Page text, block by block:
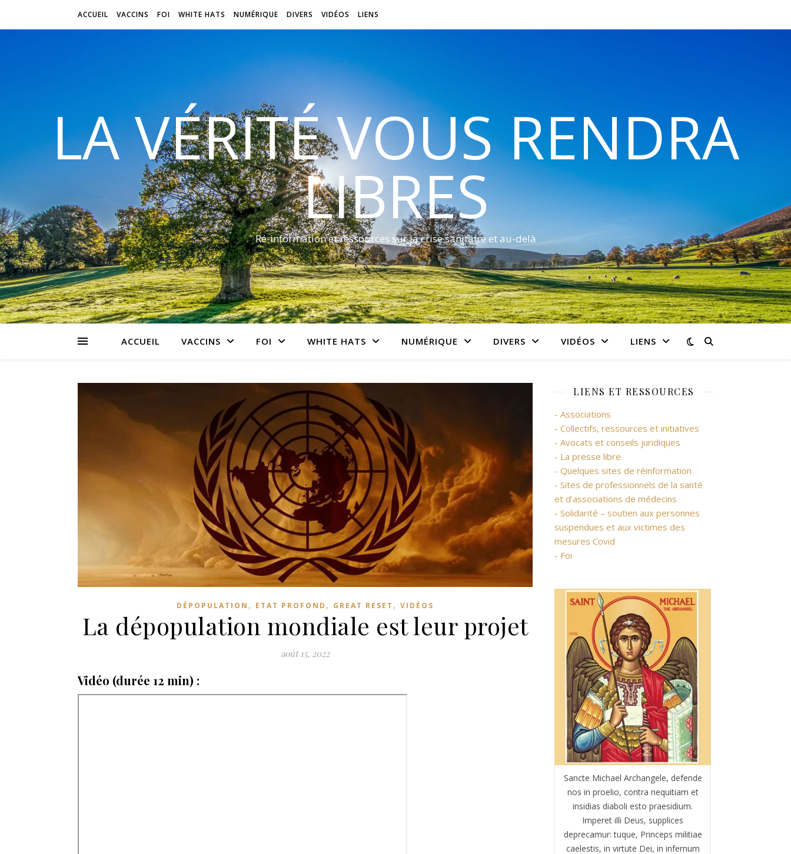
ACCUEIL VACCINS FOI WHITE HATS NUMÉRIQUE DIVERS VIDÉOS LIENS
LA VÉRITÉ VOUS RENDRA
LIBRES
Ré-information et ressources sur la crise sanitaire et au-delà
ACCUEIL VACCINS FOI WHITE HATS NUMÉRIQUE DIVERS VIDÉOS LIENS
DÉPOPULATION , ETAT PROFOND , GREAT RESET , VIDÉOS
La dépopulation mondiale est leur projet
août 15, 2022
Vidéo (durée 12 min) :
LIENS ET RESSOURCES
- Associations
- Collectifs, ressources et initiatives
- Avocats et conseils juridiques
- La presse libre
- Quelques sites de réinformation
- Sites de professionnels de la santé
et d’associations de médecins
- Solidarité – soutien aux personnes
suspendues et aux victimes des
mesures Covid
- Foi
Sancte Michael Archangele, defende
nos in proelio, contra nequitiam et
insidias diaboli esto praesidium.
Imperet illi Deus, supplices
deprecamur: tuque, Princeps militiae
caelestis, in virtute Dei, in infernum